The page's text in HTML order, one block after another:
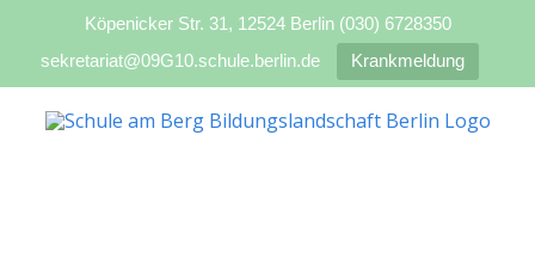
Köpenicker Str. 31, 12524 Berlin (030) 6728350
sekretariat@09G10.schule.berlin.de
Krankmeldung
Inhalt